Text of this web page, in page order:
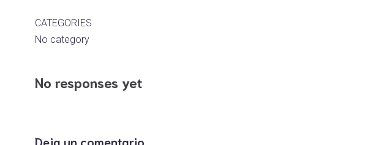
CATEGORIES
No category
No responses yet
Deja un comentario